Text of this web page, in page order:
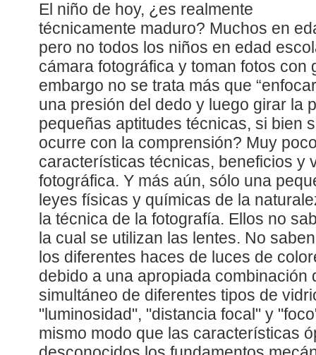
El niño de hoy, ¿es realmente
técnicamente maduro? Muchos en
pero no todos los niños en edad
cámara fotográfica y toman fotos con
embargo no se trata más que
una presión del dedo y luego girar la
pequeñas aptitudes técnicas, si bien
ocurre con la comprensión? Muy
características técnicas, beneficios y
fotográfica. Y más aún, sólo una
leyes físicas y químicas de la
la técnica de la fotografía. Ellos no
la cual se utilizan las lentes. No
los diferentes haces de luces de
debido a una apropiada combinación
simultáneo de diferentes tipos de
"luminosidad", "distancia focal" y
mismo modo que las características